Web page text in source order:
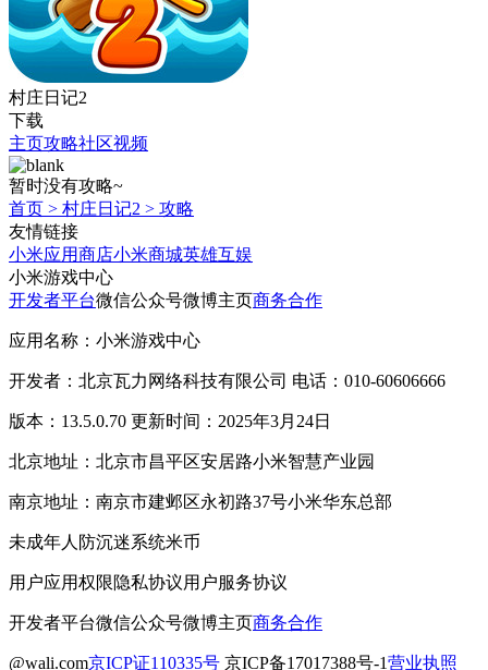
村庄日记2
下载
主页攻略社区视频
暂时没有攻略~
首页 > 村庄日记2 > 攻略
友情链接
小米应用商店小米商城英雄互娱
小米游戏中心
开发者平台微信公众号微博主页商务合作
应用名称：小米游戏中心
开发者：北京瓦力网络科技有限公司 电话：010-60606666
版本：13.5.0.70 更新时间：2025年3月24日
北京地址：北京市昌平区安居路小米智慧产业园
南京地址：南京市建邺区永初路37号小米华东总部
未成年人防沉迷系统米币
用户应用权限隐私协议用户服务协议
开发者平台微信公众号微博主页商务合作
@wali.com京ICP证110335号 京ICP备17017388号-1营业执照